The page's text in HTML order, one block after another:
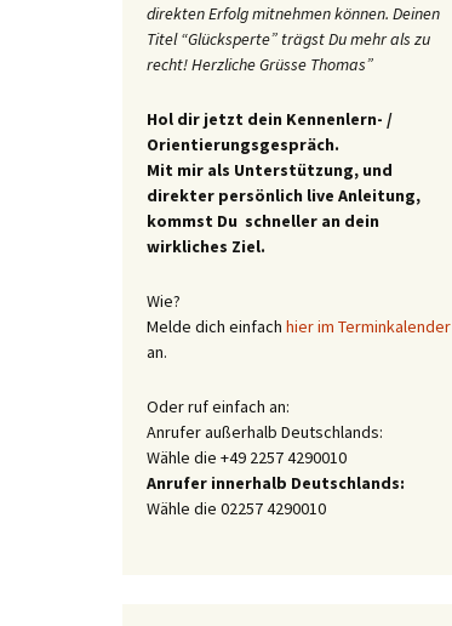
direkten Erfolg mitnehmen können. Deinen
Titel “Glücksperte” trägst Du mehr als zu
recht! Herzliche Grüsse Thomas”
Hol dir jetzt dein Kennenlern- /
Orientierungsgespräch.
Mit mir als Unterstützung, und
direkter persönlich live Anleitung,
kommst Du schneller an dein
wirkliches Ziel.
Wie?
Melde dich einfach hier im Terminkalender
an.
Oder ruf einfach an:
Anrufer außerhalb Deutschlands:
Wähle die +49 2257 4290010
Anrufer innerhalb Deutschlands:
Wähle die 02257 4290010